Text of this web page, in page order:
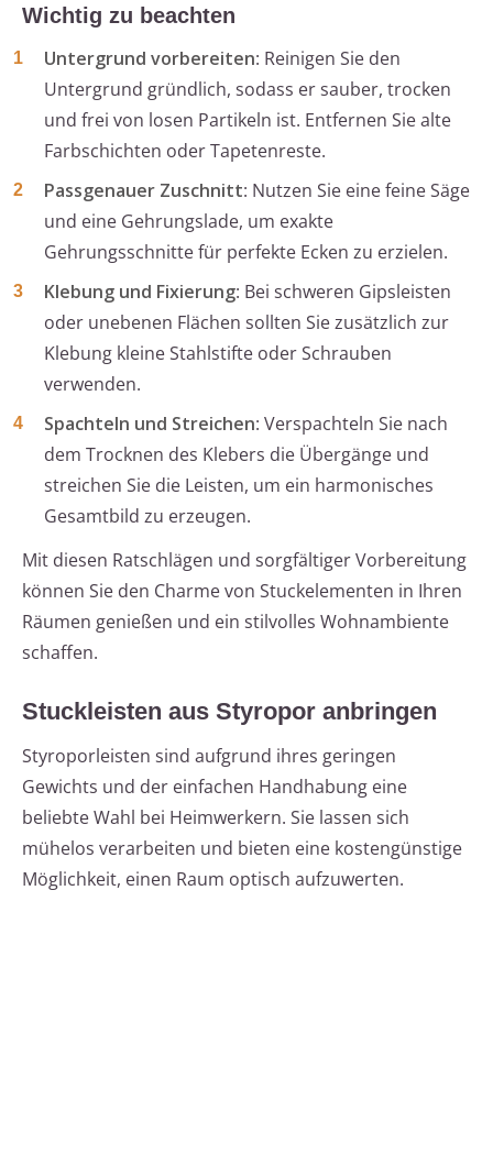
Wichtig zu beachten
Untergrund vorbereiten: Reinigen Sie den
Untergrund gründlich, sodass er sauber, trocken
und frei von losen Partikeln ist. Entfernen Sie alte
Farbschichten oder Tapetenreste.
Passgenauer Zuschnitt: Nutzen Sie eine feine Säge
und eine Gehrungslade, um exakte
Gehrungsschnitte für perfekte Ecken zu erzielen.
Klebung und Fixierung: Bei schweren Gipsleisten
oder unebenen Flächen sollten Sie zusätzlich zur
Klebung kleine Stahlstifte oder Schrauben
verwenden.
Spachteln und Streichen: Verspachteln Sie nach
dem Trocknen des Klebers die Übergänge und
streichen Sie die Leisten, um ein harmonisches
Gesamtbild zu erzeugen.
Mit diesen Ratschlägen und sorgfältiger Vorbereitung
können Sie den Charme von Stuckelementen in Ihren
Räumen genießen und ein stilvolles Wohnambiente
schaffen.
Stuckleisten aus Styropor anbringen
Styroporleisten sind aufgrund ihres geringen
Gewichts und der einfachen Handhabung eine
beliebte Wahl bei Heimwerkern. Sie lassen sich
mühelos verarbeiten und bieten eine kostengünstige
Möglichkeit, einen Raum optisch aufzuwerten.